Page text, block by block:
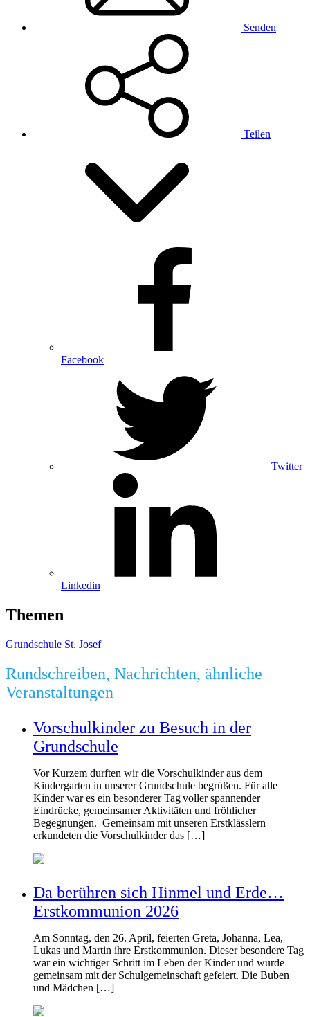
Senden
Teilen
Facebook
Twitter
Linkedin
Themen
Grundschule St. Josef
Rundschreiben, Nachrichten, ähnliche
Veranstaltungen
Vorschulkinder zu Besuch in der
Grundschule
Vor Kurzem durften wir die Vorschulkinder aus dem
Kindergarten in unserer Grundschule begrüßen. Für alle
Kinder war es ein besonderer Tag voller spannender
Eindrücke, gemeinsamer Aktivitäten und fröhlicher
Begegnungen. Gemeinsam mit unseren Erstklässlern
erkundeten die Vorschulkinder das […]
Da berühren sich Hinmel und Erde…
Erstkommunion 2026
Am Sonntag, den 26. April, feierten Greta, Johanna, Lea,
Lukas und Martin ihre Erstkommunion. Dieser besondere Tag
war ein wichtiger Schritt im Leben der Kinder und wurde
gemeinsam mit der Schulgemeinschaft gefeiert. Die Buben
und Mädchen […]